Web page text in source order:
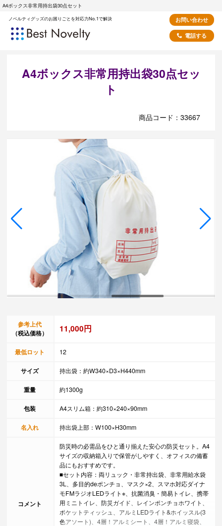
A4ボックス非常用持出袋30点セット
ノベルティグッズのお困りごとを対応力No.1で解決
お問い合わせ
電話する
A4ボックス非常用持出袋30点セッ
ト
商品コード：33667
参考上代
（税込価格）
11,000円
最低ロット 12
サイズ 持出袋：約W340×D3×H440mm
重量 約1300g
包装 A4スリム箱：約310×240×90mm
名入れ 持出袋上部：W100×H30mm
コメント
防災時の必需品をひと通り揃えた安心の防災セット。A4
サイズの収納箱入りで保管がしやすく、オフィスの備蓄
品にもおすすめです。
■セット内容：両リュック・非常持出袋、非常用給水袋
3L、多目的deポンチョ、マスク×2、スマホ対応ダイナ
モFMラジオLEDライト※、抗菌消臭・簡易トイレ、携帯
用ミニトイレ、防災ガイド、レインポンチョホワイト、
ポケットティッシュ、アルミLEDライト&ホイッスル(3
色アソート)、4層！アルミシート、4層！アルミ寝袋、